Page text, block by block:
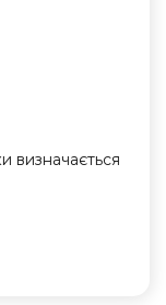
визначається